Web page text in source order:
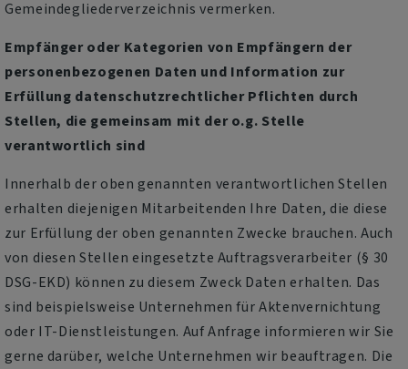
Gemeindegliederverzeichnis vermerken.
Empfänger oder Kategorien von Empfängern der
personenbezogenen Daten und Information zur
Erfüllung datenschutzrechtlicher Pflichten durch
Stellen, die gemeinsam mit der o.g. Stelle
verantwortlich sind
Innerhalb der oben genannten verantwortlichen Stellen
erhalten diejenigen Mitarbeitenden Ihre Daten, die diese
zur Erfüllung der oben genannten Zwecke brauchen. Auch
von diesen Stellen eingesetzte Auftragsverarbeiter (§ 30
DSG-EKD) können zu diesem Zweck Daten erhalten. Das
sind beispielsweise Unternehmen für Aktenvernichtung
oder IT-Dienstleistungen. Auf Anfrage informieren wir Sie
gerne darüber, welche Unternehmen wir beauftragen. Die